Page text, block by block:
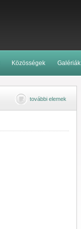
Közösségek Galériák
további elemek